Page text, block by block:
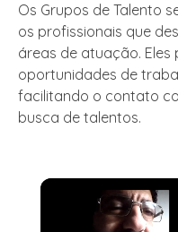
Os Grupos de Talento
os profissionais que
áreas de atuação.
oportunidades de
facilitando o contato
busca de talentos.